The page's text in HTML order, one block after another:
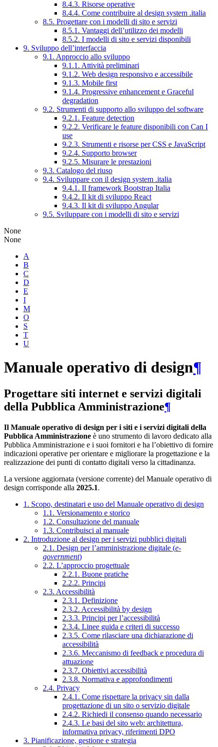
8.4.3. Risorse operative
8.4.4. Come contribuire al design system .italia
8.5. Progettare con i modelli di sito e servizi
8.5.1. Vantaggi dell’utilizzo dei modelli
8.5.2. I modelli di sito e servizi disponibili
9. Sviluppo dell’interfaccia
9.1. Approccio allo sviluppo
9.1.1. Attività preliminari
9.1.2. Web design responsivo e accessibile
9.1.3. Mobile first
9.1.4. Progressive enhancement e Graceful
degradation
9.2. Strumenti di supporto allo sviluppo del software
9.2.1. Feature detection
9.2.2. Verificare le feature disponibili con Can I
use
9.2.3. Strumenti e risorse per CSS e JavaScript
9.2.4. Supporto browser
9.2.5. Misurare le prestazioni
9.3. Catalogo del riuso
9.4. Sviluppare con il design system .italia
9.4.1. Il framework Bootstrap Italia
9.4.2. Il kit di sviluppo React
9.4.3. Il kit di sviluppo Angular
9.5. Sviluppare con i modelli di sito e servizi
None
None
A
B
C
D
E
I
M
O
S
T
U
Manuale operativo di design¶
Progettare siti internet e servizi digitali
della Pubblica Amministrazione¶
Il Manuale operativo di design per i siti e i servizi digitali della
Pubblica Amministrazione è uno strumento di lavoro dedicato alla
Pubblica Amministrazione e i suoi fornitori e ha l’obiettivo di fornire
indicazioni operative per orientare e migliorare la progettazione e la
realizzazione dei punti di contatto digitali verso la cittadinanza.
La versione aggiornata (versione corrente) del Manuale operativo di
design corrisponde alla 2025.1.
1. Scopo, destinatari e uso del Manuale operativo di design
1.1. Versionamento e storico
1.2. Consultazione del manuale
1.3. Contribuisci al manuale
2. Introduzione al design per i servizi pubblici digitali
2.1. Design per l’amministrazione digitale (e-
government)
2.2. L’approccio progettuale
2.2.1. Buone pratiche
2.2.2. Principi
2.3. Accessibilità
2.3.1. Definizione
2.3.2. Accessibilità by design
2.3.3. Principi per l’accessibilità
2.3.4. Linee guida e criteri di successo
2.3.5. Come rilasciare una dichiarazione di
accessibilità
2.3.6. Meccanismo di feedback e procedura di
attuazione
2.3.7. Obiettivi accessibilità
2.3.8. Normativa e approfondimenti
2.4. Privacy
2.4.1. Come rispettare la privacy sin dalla
progettazione di un sito o servizio digitale
2.4.2. Richiedi il consenso quando necessario
2.4.3. Le basi del sito web: architettura,
informativa privacy, riferimenti DPO
3. Pianificazione, gestione e strategia